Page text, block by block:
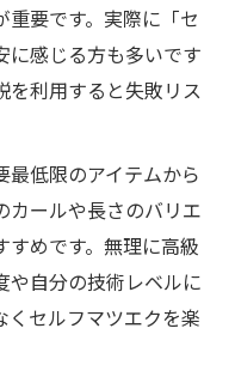
要です。実際に「セ
に感じる方も多いです
を利用すると失敗リス
最低限のアイテムから
カールや長さのバリエ
めです。無理に高級
や自分の技術レベルに
くセルフマツエクを楽